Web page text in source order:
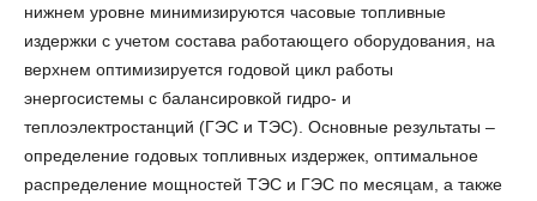
нижнем уровне минимизируются часовые топливные
издержки с учетом состава работающего оборудования, на
верхнем оптимизируется годовой цикл работы
энергосистемы с балансировкой гидро- и
теплоэлектростанций (ГЭС и ТЭС). Основные результаты –
определение годовых топливных издержек, оптимальное
распределение мощностей ТЭС и ГЭС по месяцам, а также